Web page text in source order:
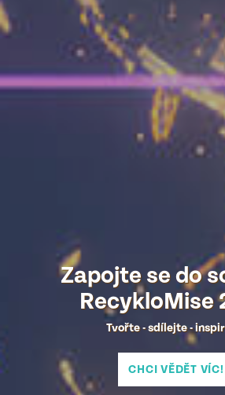
Zapojte se do
RecykloMise
Tvořte - sdílejte -
CHCI VĚDĚT VÍC!